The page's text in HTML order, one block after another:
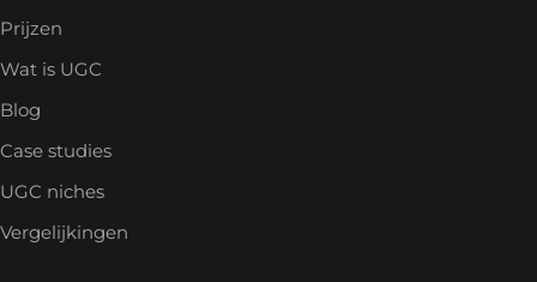
Prijzen
Wat is UGC
Blog
Case studies
UGC niches
Vergelijkingen